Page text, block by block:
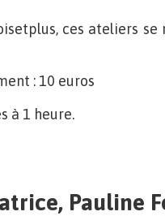
ces ateliers
: 10 euros
à 1 heure.
Pauline